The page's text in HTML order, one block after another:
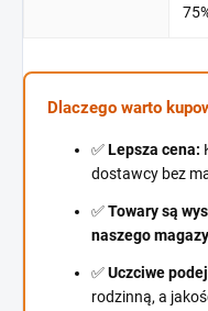
Dlaczego warto
✅Lepsza cena:
dostawcy bez
✅Towary są
naszego
✅Uczciwe
rodzinną, a